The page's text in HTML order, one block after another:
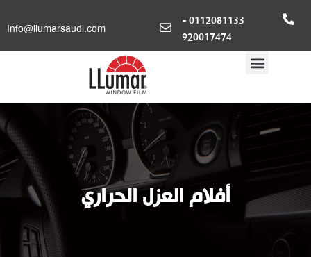
0112081133 -
920017474
Info@llumarsaudi.com
أفلام العزل الحراري